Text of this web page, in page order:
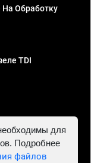
На Обработку
TDI
для
Подробнее
файлов